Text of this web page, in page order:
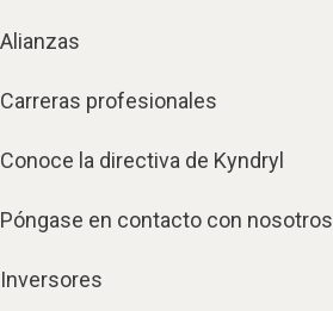
Alianzas
Carreras profesionales
Conoce la directiva de Kyndryl
Póngase en contacto con nosotros
Inversores